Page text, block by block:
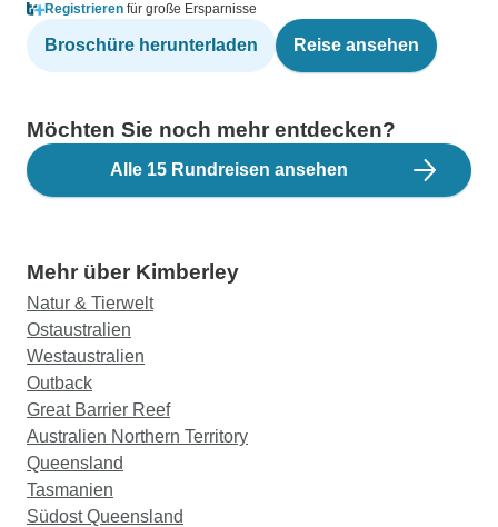
Registrieren für große Ersparnisse
Broschüre herunterladen Reise ansehen
Möchten Sie noch mehr entdecken?
Alle 15 Rundreisen ansehen
Mehr über Kimberley
Natur & Tierwelt
Ostaustralien
Westaustralien
Outback
Great Barrier Reef
Australien Northern Territory
Queensland
Tasmanien
Südost Queensland